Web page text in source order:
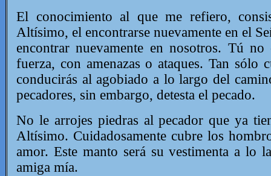
El conocimiento al que me refiero,
Altísimo, el encontrarse nuevamente en el
encontrar nuevamente en nosotros. Tú
fuerza, con amenazas o ataques. Tan sólo
conducirás al agobiado a lo largo del
pecadores, sin embargo, detesta el pecado.
No le arrojes piedras al pecador que ya
Altísimo. Cuidadosamente cubre los
amor. Este manto será su vestimenta a lo
amiga mía.